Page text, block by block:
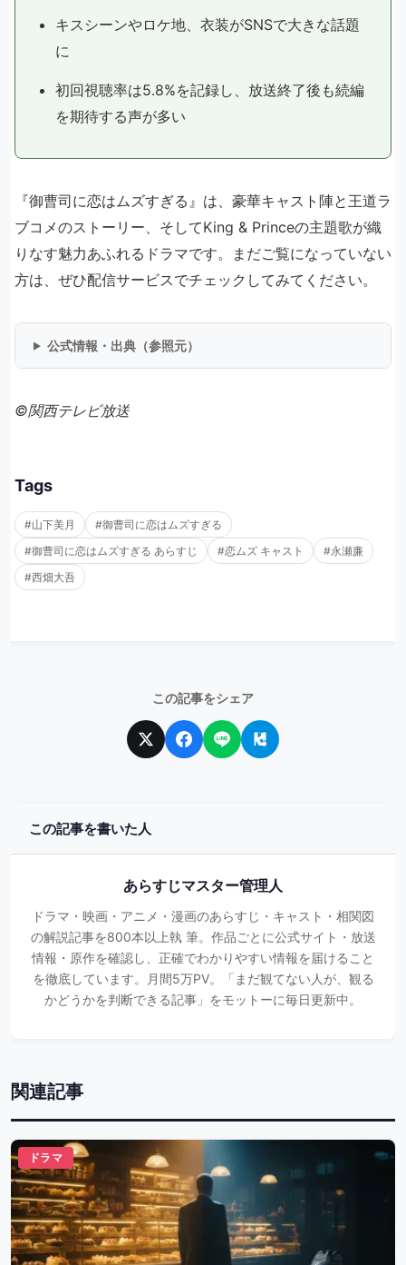
キスシーンやロケ地、衣装がSNSで大きな話題
に
初回視聴率は5.8%を記録し、放送終了後も続編
を期待する声が多い
『御曹司に恋はムズすぎる』は、豪華キャスト陣と王道ラ
ブコメのストーリー、そしてKing & Princeの主題歌が織
りなす魅力あふれるドラマです。まだご覧になっていない
方は、ぜひ配信サービスでチェックしてみてください。
公式情報・出典（参照元）
©関西テレビ放送
Tags
#山下美月
#御曹司に恋はムズすぎる
#御曹司に恋はムズすぎる あらすじ
#恋ムズ キャスト
#永瀬廉
#西畑大吾
この記事をシェア
この記事を書いた人
あらすじマスター管理人
ドラマ・映画・アニメ・漫画のあらすじ・キャスト・相関図
の解説記事を800本以上執 筆。作品ごとに公式サイト・放送
情報・原作を確認し、正確でわかりやすい情報を届けること
を徹底しています。月間5万PV。「まだ観てない人が、観る
かどうかを判断できる記事」をモットーに毎日更新中。
関連記事
ドラマ